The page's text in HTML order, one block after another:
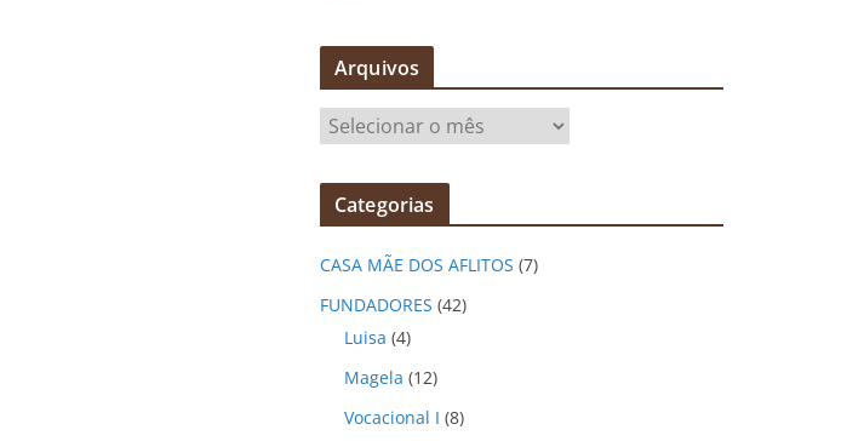
Arquivos
r
q
v
o
Categorias
CASA MÃE DOS AFLITOS (7)
FUNDADORES (42)
Luisa (4)
Magela (12)
Vocacional I (8)